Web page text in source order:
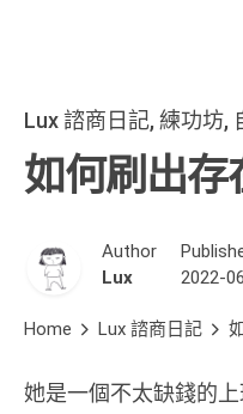
Lux 諮商日記 練功坊
如何刷出存
Author
Lux
2022-
Home Lux 諮商日記
她是一個不太缺錢的